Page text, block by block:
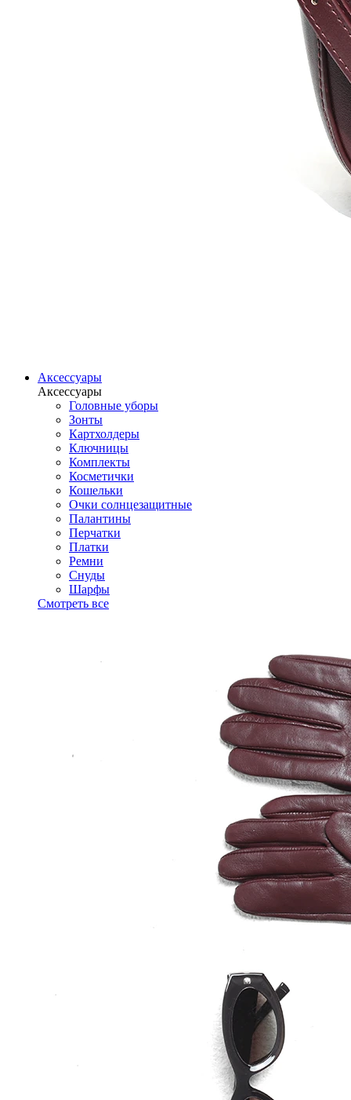
Аксессуары
Аксессуары
Головные уборы
Зонты
Картхолдеры
Ключницы
Комплекты
Косметички
Кошельки
Очки солнцезащитные
Палантины
Перчатки
Платки
Ремни
Снуды
Шарфы
Смотреть все